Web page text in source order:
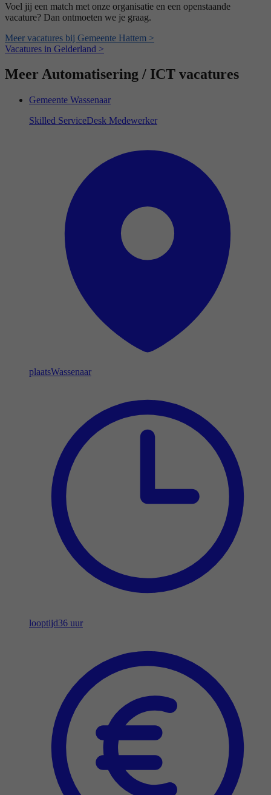
Voel jij een match met onze organisatie en een openstaande
vacature? Dan ontmoeten we je graag.
Meer vacatures bij Gemeente Hattem >
Vacatures in Gelderland >
Meer Automatisering / ICT vacatures
Gemeente Wassenaar
Skilled ServiceDesk Medewerker
plaatsWassenaar
looptijd36 uur